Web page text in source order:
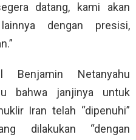
datang, kami akan
dengan presisi,
Benjamin Netanyahu
bahwa janjinya untuk
Iran telah “dipenuhi”
dilakukan “dengan